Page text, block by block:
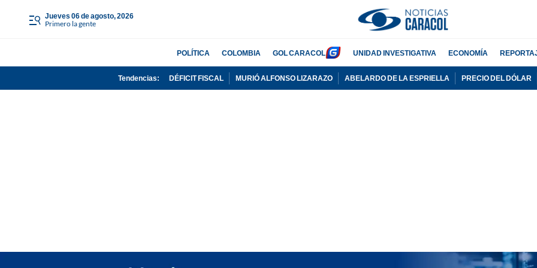
jueves 06 de agosto, 2026
Primero la gente
POLÍTICA COLOMBIA GOL CARACOL UNIDAD INVESTIGATIVA ECONOMÍA
Tendencias: DÉFICIT FISCAL MURIÓ ALFONSO LIZARAZO ABELARDO DE LA ESPRIELLA PRECIO DEL DÓLAR